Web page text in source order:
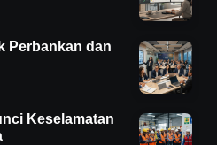
Perbankan dan
Keselamatan